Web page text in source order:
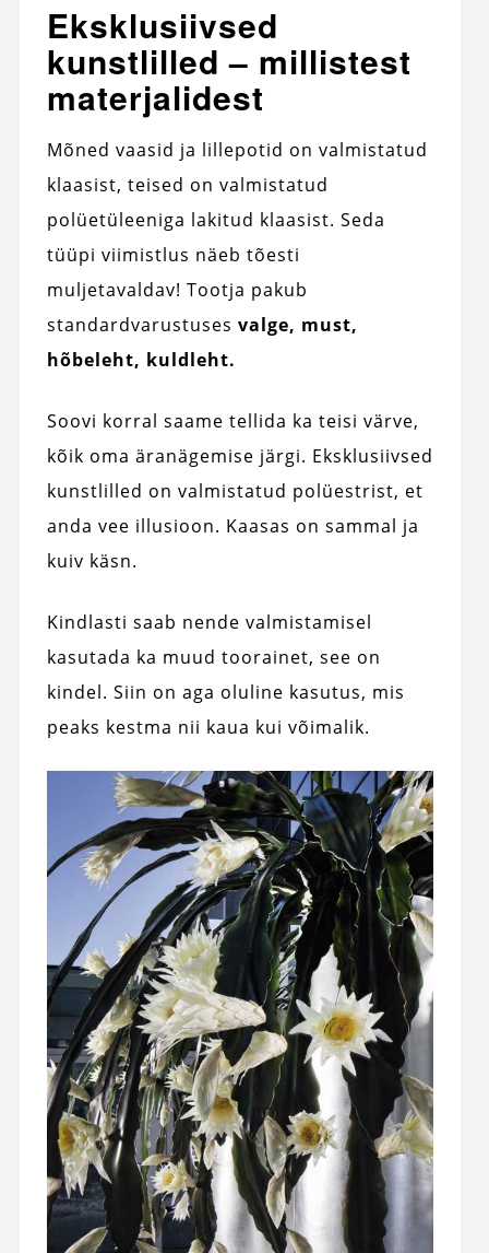
Eksklusiivsed
kunstlilled – millistest
materjalidest
Mõned vaasid ja lillepotid on valmistatud
klaasist, teised on valmistatud
polüetüleeniga lakitud klaasist. Seda
tüüpi viimistlus näeb tõesti
muljetavaldav! Tootja pakub
standardvarustuses valge, must,
hõbeleht, kuldleht.
Soovi korral saame tellida ka teisi värve,
kõik oma äranägemise järgi. Eksklusiivsed
kunstlilled on valmistatud polüestrist, et
anda vee illusioon. Kaasas on sammal ja
kuiv käsn.
Kindlasti saab nende valmistamisel
kasutada ka muud toorainet, see on
kindel. Siin on aga oluline kasutus, mis
peaks kestma nii kaua kui võimalik.